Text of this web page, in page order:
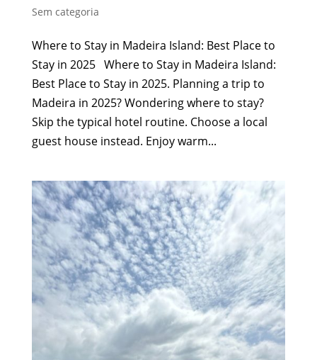
Sem categoria
Where to Stay in Madeira Island: Best Place to
Stay in 2025 Where to Stay in Madeira Island:
Best Place to Stay in 2025. Planning a trip to
Madeira in 2025? Wondering where to stay?
Skip the typical hotel routine. Choose a local
guest house instead. Enjoy warm...